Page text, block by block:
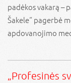
padėkos vakarą –
Šakele“ pagerbė
apdovanojimo
„Profesinės